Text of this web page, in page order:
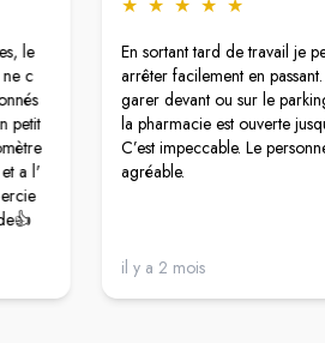
le
c
petit
a l'
En sortant tard de travail je
arrêter facilement en
garer devant ou sur le
la pharmacie est ouverte
C’est impeccable. Le
agréable.
il y a 2 mois